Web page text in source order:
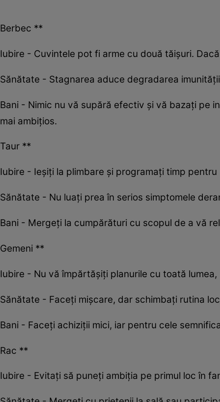
Berbec **
Iubire - Cuvintele pot fi arme cu două tăișuri.
Sănătate - Stagnarea aduce degradarea
Bani - Nimic nu vă supără efectiv și vă bazați pe
mai ambițios.
Taur **
Iubire - Ieșiți la plimbare și programați timp
Sănătate - Nu luați prea în serios simptomele
Bani - Mergeți la cumpărături cu scopul de a vă
Gemeni **
Iubire - Nu vă împărtășiți planurile cu toată
Sănătate - Faceți mișcare, dar schimbați rutina
Bani - Faceți achiziții mici, iar pentru cele
Rac **
Iubire - Evitați să puneţi ambiţia pe primul loc în